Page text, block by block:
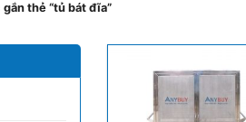
thẻ “tủ bát đĩa”